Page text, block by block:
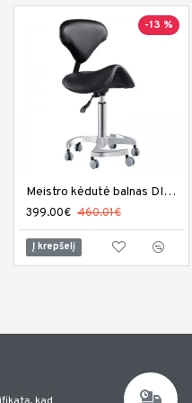
-13 %
Meistro kėdutė balnas DIR Tao
399.00€ 460.01€
Į krepšelį